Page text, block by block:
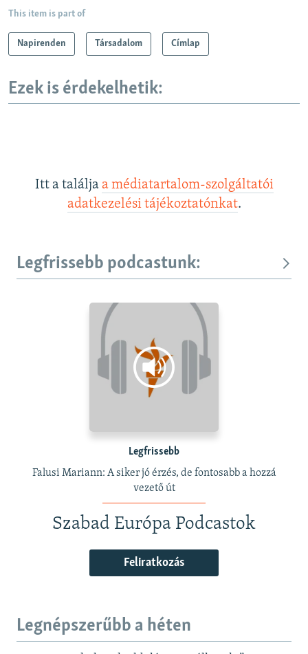
This item is part of
Napirenden Társadalom Címlap
Ezek is érdekelhetik:
Itt a találja a médiatartalom-szolgáltatói
adatkezelési tájékoztatónkat.
Legfrissebb podcastunk:
Legfrissebb
Falusi Mariann: A siker jó érzés, de fontosabb a hozzá
vezető út
Szabad Európa Podcastok
Feliratkozás
Legnépszerűbb a héten